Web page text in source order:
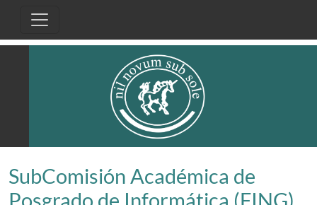
SubComisión Académica de
Posgrado de Informática (FING)